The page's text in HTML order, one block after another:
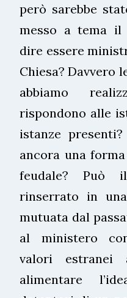
però sarebbe
messo a tema il
dire essere
Chiesa? Davvero
abbiamo
rispondono alle
istanze
ancora una
feudale? Può
rinserrato in
mutuata dal
al ministero
valori estranei
alimentare